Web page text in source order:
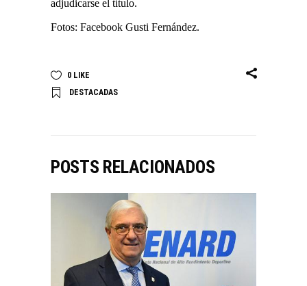
adjudicarse el título.
Fotos: Facebook Gusti Fernández.
0 LIKE
DESTACADAS
POSTS RELACIONADOS